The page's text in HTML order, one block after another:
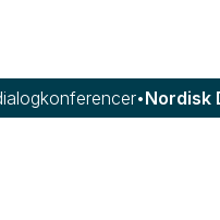
•Nordisk